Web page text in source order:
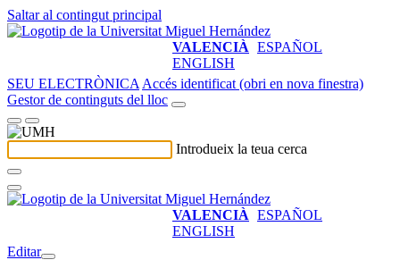
Saltar al contingut principal
VALENCIÀ ESPAÑOL
ENGLISH
SEU ELECTRÒNICA Accés identificat (obri en nova finestra)
Gestor de continguts del lloc
Introdueix la teua cerca
VALENCIÀ ESPAÑOL
ENGLISH
Editar